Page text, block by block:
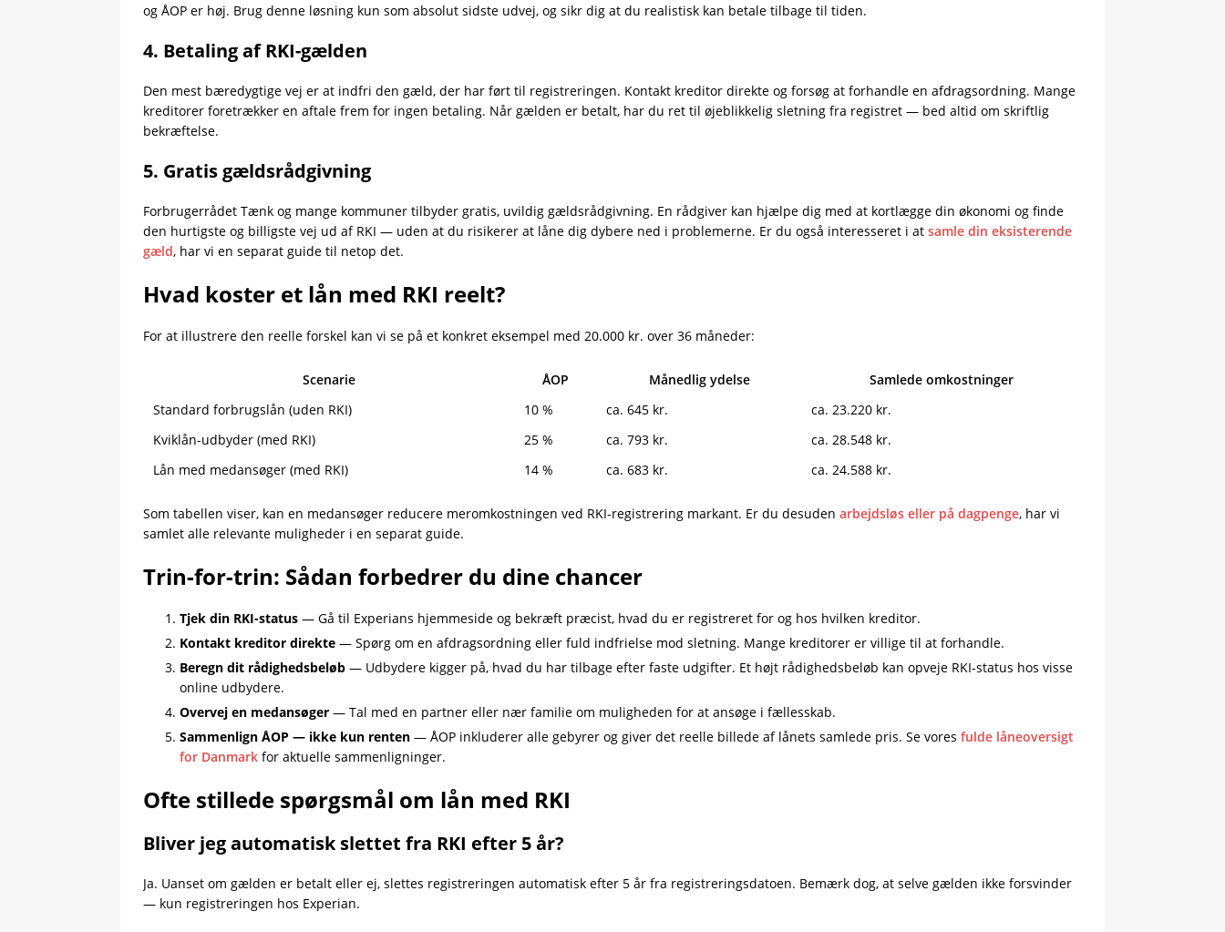
og ÅOP er høj. Brug denne løsning kun som absolut sidste udvej, og sikr dig at du realistisk kan betale tilbage til tiden.
4. Betaling af RKI-gælden
Den mest bæredygtige vej er at indfri den gæld, der har ført til registreringen. Kontakt kreditor direkte og forsøg at forhandle en afdragsordning. Mange
kreditorer foretrækker en aftale frem for ingen betaling. Når gælden er betalt, har du ret til øjeblikkelig sletning fra registret — bed altid om skriftlig
bekræftelse.
5. Gratis gældsrådgivning
Forbrugerrådet Tænk og mange kommuner tilbyder gratis, uvildig gældsrådgivning. En rådgiver kan hjælpe dig med at kortlægge din økonomi og finde
den hurtigste og billigste vej ud af RKI — uden at du risikerer at låne dig dybere ned i problemerne. Er du også interesseret i at samle din eksisterende
gæld, har vi en separat guide til netop det.
Hvad koster et lån med RKI reelt?
For at illustrere den reelle forskel kan vi se på et konkret eksempel med 20.000 kr. over 36 måneder:
Scenarie ÅOP Månedlig ydelse
Samlede omkostninger
Standard forbrugslån (uden RKI)
10 % ca. 645 kr.
ca. 23.220 kr.
Kviklån-udbyder (med RKI)
25 % ca. 793 kr.
ca. 28.548 kr.
Lån med medansøger (med RKI)
14 % ca. 683 kr. ca. 24.588 kr.
Som tabellen viser, kan en medansøger reducere meromkostningen ved RKI-registrering markant. Er du desuden arbejdsløs eller på dagpenge, har vi
samlet alle relevante muligheder i en separat guide.
Trin-for-trin: Sådan forbedrer du dine chancer
Tjek din RKI-status — Gå til Experians hjemmeside og bekræft præcist, hvad du er registreret for og hos hvilken kreditor.
Kontakt kreditor direkte — Spørg om en afdragsordning eller fuld indfrielse mod sletning. Mange kreditorer er villige til at forhandle.
Beregn dit rådighedsbeløb — Udbydere kigger på, hvad du har tilbage efter faste udgifter. Et højt rådighedsbeløb kan opveje RKI-status hos visse
online udbydere.
Overvej en medansøger — Tal med en partner eller nær familie om muligheden for at ansøge i fællesskab.
Sammenlign ÅOP — ikke kun renten — ÅOP inkluderer alle gebyrer og giver det reelle billede af lånets samlede pris. Se vores fulde låneoversigt
for Danmark for aktuelle sammenligninger.
Ofte stillede spørgsmål om lån med RKI
Bliver jeg automatisk slettet fra RKI efter 5 år?
Ja. Uanset om gælden er betalt eller ej, slettes registreringen automatisk efter 5 år fra registreringsdatoen. Bemærk dog, at selve gælden ikke forsvinder
— kun registreringen hos Experian.